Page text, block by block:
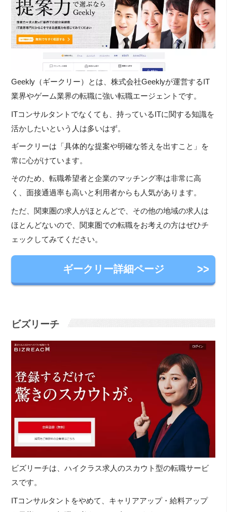
Geekly（ギークリー）とは、株式会社Geeklyが運営するIT
業界やゲーム業界の転職に強い転職エージェントです。
ITコンサルタントでなくても、持っているITに関する知識を
活かしたいという人は多いはず。
ギークリーは「具体的な提案や明確な答えを出すこと」を
常に心がけています。
そのため、転職希望者と企業のマッチング率は非常に高
く、面接通過率も高いと利用者からも人気があります。
ただ、関東圏の求人がほとんどで、その他の地域の求人は
ほとんどないので、関東圏での転職をお考えの方はぜひチ
ェックしてみてください。
ギークリー詳細ページ
ビズリーチ
ビズリーチは、ハイクラス求人のスカウト型の転職サービ
スです。
ITコンサルタントをやめて、キャリアアップ・給料アップ